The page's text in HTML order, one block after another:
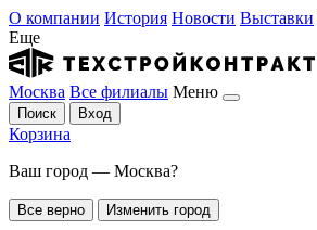
О компании История Новости Выставки
Еще
Москва Все филиалы Меню
Поиск Вход
Корзина
Ваш город — Москва?
Все верно Изменить город